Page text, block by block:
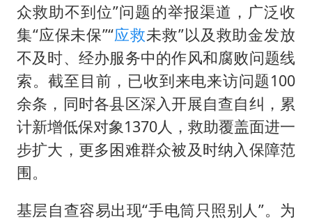
众救助不到位”问题的举报渠道，广泛收
集“应保未保”“应救未救”以及救助金发放
不及时、经办服务中的作风和腐败问题线
索。截至目前，已收到来电来访问题100
余条，同时各县区深入开展自查自纠，累
计新增低保对象1370人，救助覆盖面进一
步扩大，更多困难群众被及时纳入保障范
围。
基层自查容易出现“手电筒只照别人”。为